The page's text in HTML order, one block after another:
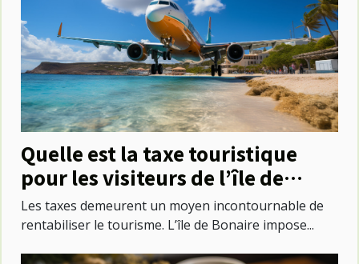
Quelle est la taxe touristique
pour les visiteurs de l’île de
Bonaire ?
Les taxes demeurent un moyen incontournable de
rentabiliser le tourisme. L’île de Bonaire impose...